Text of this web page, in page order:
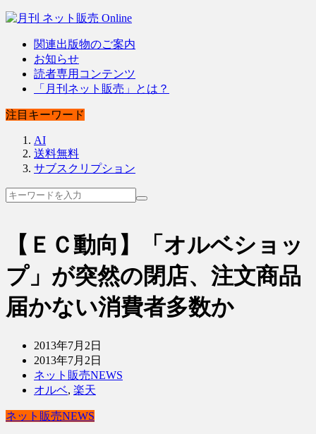
関連出版物のご案内
お知らせ
読者専用コンテンツ
「月刊ネット販売」とは？
注目キーワード
AI
送料無料
サブスクリプション
【ＥＣ動向】「オルベショッ
プ」が突然の閉店、注文商品
届かない消費者多数か
2013年7月2日
2013年7月2日
ネット販売NEWS
オルベ, 楽天
ネット販売NEWS